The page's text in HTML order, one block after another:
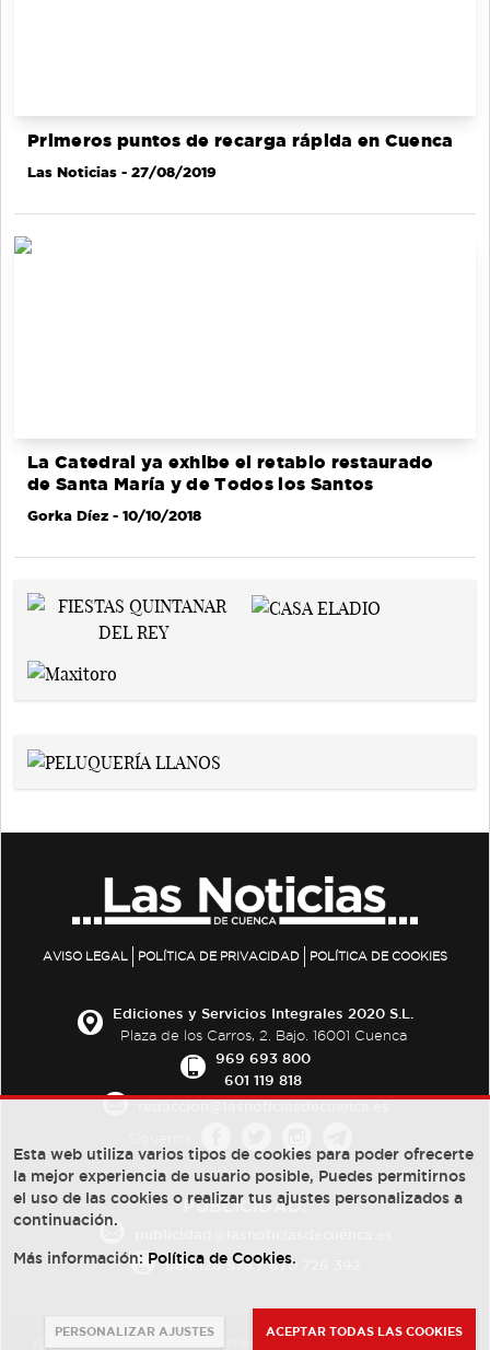
Primeros puntos de recarga rápida en Cuenca
Las Noticias - 27/08/2019
La Catedral ya exhibe el retablo restaurado
de Santa María y de Todos los Santos
Gorka Díez - 10/10/2018
AVISO LEGAL POLÍTICA DE PRIVACIDAD POLÍTICA DE COOKIES
Ediciones y Servicios Integrales 2020 S.L.
Plaza de los Carros, 2. Bajo. 16001 Cuenca
969 693 800
601 119 818
PUBLICIDAD:
684 126 573/670 726 392
Esta web utiliza varios tipos de cookies para poder ofrecerte
la mejor experiencia de usuario posible, Puedes permitirnos
el uso de las cookies o realizar tus ajustes personalizados a
continuación.
Más información: Política de Cookies.
PERSONALIZAR AJUSTES ACEPTAR TODAS LAS COOKIES